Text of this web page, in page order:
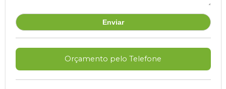
Orçamento pelo Telefone